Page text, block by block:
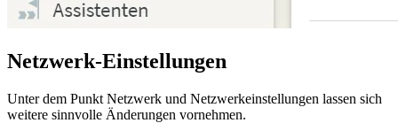
Netzwerk-Einstellungen
Unter dem Punkt Netzwerk und Netzwerkeinstellungen lassen sich
weitere sinnvolle Änderungen vornehmen.